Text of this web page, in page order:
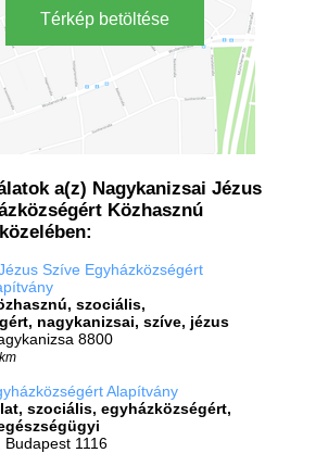
Térkép betöltése
a(z) Nagykanizsai Jézus
Közhasznú
Szíve Egyházközségért
szociális,
nagykanizsai, szíve, jézus
8800
Alapítvány
szociális, egyházközségért,
1116